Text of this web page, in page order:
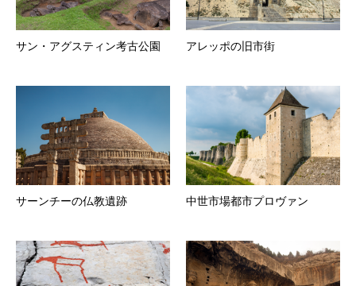
サン・アグスティン考古公園 アレッポの旧市街
サーンチーの仏教遺跡 中世市場都市プロヴァン